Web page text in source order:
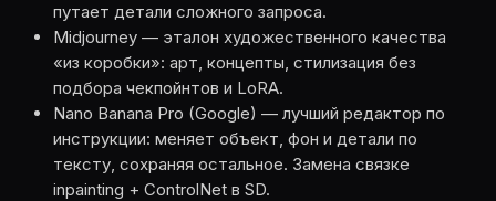
путает детали сложного запроса.
Midjourney — эталон художественного качества
«из коробки»: арт, концепты, стилизация без
подбора чекпойнтов и LoRA.
Nano Banana Pro (Google) — лучший редактор по
инструкции: меняет объект, фон и детали по
тексту, сохраняя остальное. Замена связке
inpainting + ControlNet в SD.